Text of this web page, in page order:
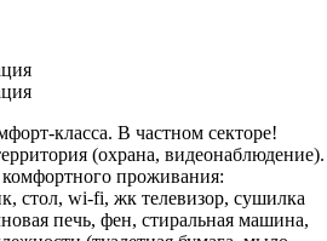
класса. В частном секторе!
(охрана, видеонаблюдение).
комфортного проживания:
стол, wi-fi, жк телевизор, сушилка
печь, фен, стиральная машина,